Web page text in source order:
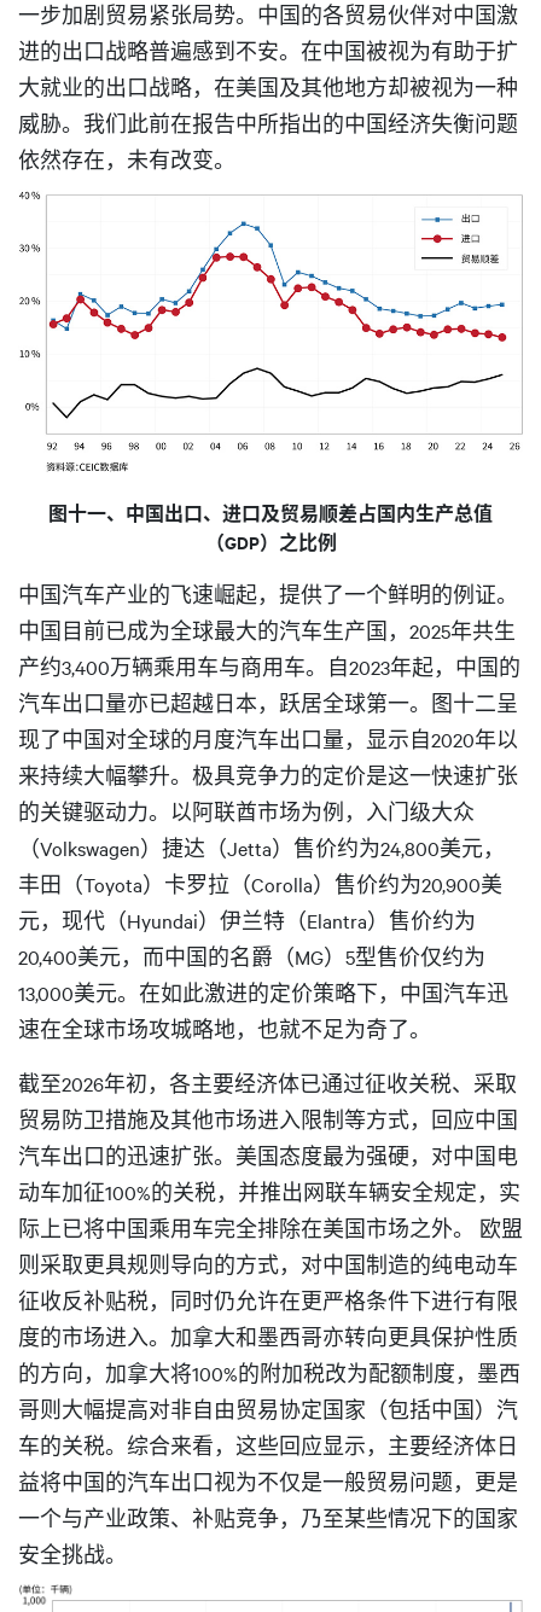
一步加剧贸易紧张局势。中国的各贸易伙伴对中国激
进的出口战略普遍感到不安。在中国被视为有助于扩
大就业的出口战略，在美国及其他地方却被视为一种
威胁。我们此前在报告中所指出的中国经济失衡问题
依然存在，未有改变。
图十一、中国出口、进口及贸易顺差占国内生产总值
（GDP）之比例
中国汽车产业的飞速崛起，提供了一个鲜明的例证。
中国目前已成为全球最大的汽车生产国，2025年共生
产约3,400万辆乘用车与商用车。自2023年起，中国的
汽车出口量亦已超越日本，跃居全球第一。图十二呈
现了中国对全球的月度汽车出口量，显示自2020年以
来持续大幅攀升。极具竞争力的定价是这一快速扩张
的关键驱动力。以阿联酋市场为例，入门级大众
（Volkswagen）捷达（Jetta）售价约为24,800美元，
丰田（Toyota）卡罗拉（Corolla）售价约为20,900美
元，现代（Hyundai）伊兰特（Elantra）售价约为
20,400美元，而中国的名爵（MG）5型售价仅约为
13,000美元。在如此激进的定价策略下，中国汽车迅
速在全球市场攻城略地，也就不足为奇了。
截至2026年初，各主要经济体已通过征收关税、采取
贸易防卫措施及其他市场进入限制等方式，回应中国
汽车出口的迅速扩张。美国态度最为强硬，对中国电
动车加征100%的关税，并推出网联车辆安全规定，实
际上已将中国乘用车完全排除在美国市场之外。 欧盟
则采取更具规则导向的方式，对中国制造的纯电动车
征收反补贴税，同时仍允许在更严格条件下进行有限
度的市场进入。加拿大和墨西哥亦转向更具保护性质
的方向，加拿大将100%的附加税改为配额制度，墨西
哥则大幅提高对非自由贸易协定国家（包括中国）汽
车的关税。综合来看，这些回应显示，主要经济体日
益将中国的汽车出口视为不仅是一般贸易问题，更是
一个与产业政策、补贴竞争，乃至某些情况下的国家
安全挑战。